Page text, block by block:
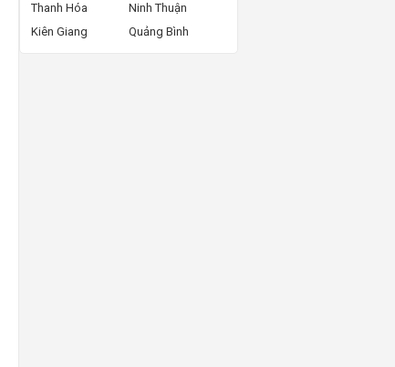
Thanh Hóa
Ninh Thuận
Kiên Giang
Quảng Bình